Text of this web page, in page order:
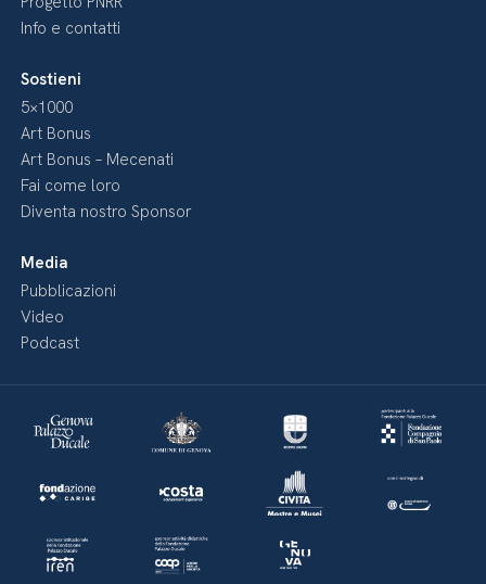
Info e contatti
Sostieni
5×1000
Art Bonus
Art Bonus – Mecenati
Fai come loro
Diventa nostro Sponsor
Media
Pubblicazioni
Video
Podcast